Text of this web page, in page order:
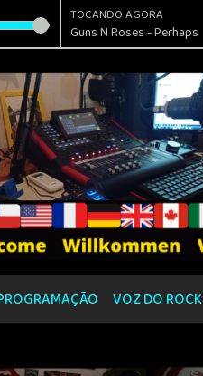
TOCANDO AGORA
Guns N Roses - Perhaps
VOZ DO ROCK